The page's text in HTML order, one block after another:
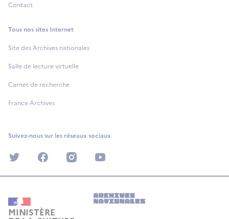
Contact
Tous nos sites Internet
Site des Archives nationales
Salle de lecture virtuelle
Carnet de recherche
France Archives
Suivez-nous sur les réseaux sociaux
twitter facebook instagram
MINISTÈRE